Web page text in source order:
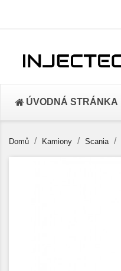
ÚVODNÁ STRÁNKA
Domů Kamiony Scania